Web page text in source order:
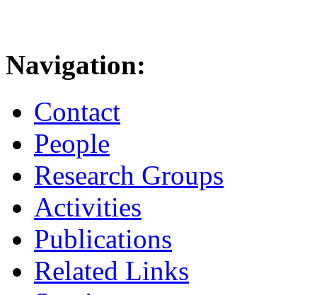
Navigation:
Contact
People
Research Groups
Activities
Publications
Related Links